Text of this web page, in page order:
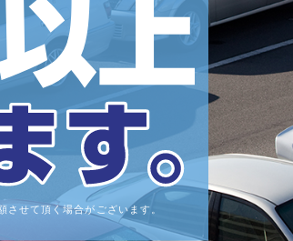
せて頂く場合がございます。